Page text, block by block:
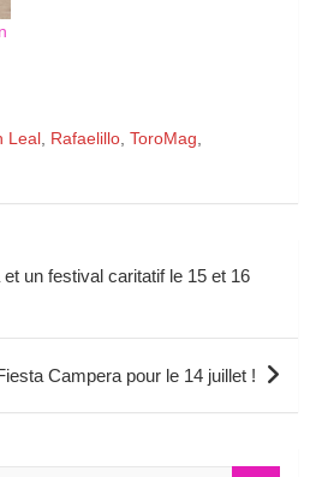
Leal, Rafaelillo, ToroMag,
un festival caritatif le 15 et 16
Campera pour le 14 juillet !